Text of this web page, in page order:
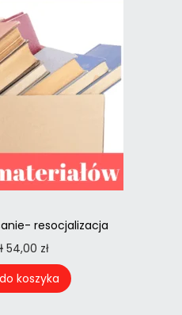
resocjalizacja
54,00 zł
koszyka